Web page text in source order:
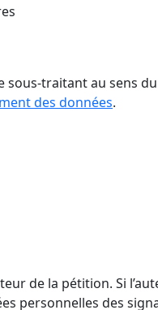
traitant au sens
des données.
de la pétition. Si
personnelles des